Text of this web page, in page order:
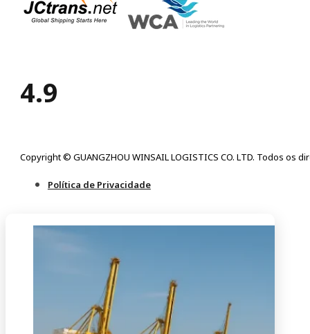
4.9
Copyright © GUANGZHOU WINSAIL LOGISTICS CO. LTD. Todos os
Política de Privacidade